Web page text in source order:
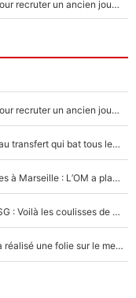
«C’est un très bon choix» : L'OM fait une offre pour recruter un ancien joueur du PSG... et c'est validé dans l'After Foot !
«C’est un très bon choix» : L'OM fait une offre pour recruter un ancien joueur du PSG... et c'est validé dans l'After Foot !
140M€ pour Yan Diomandé : Le PSG a dit non au transfert qui bat tous les records sur le mercato
La crise financière continue de faire des ravages à Marseille : L’OM a placé 12 joueurs sur le marché des transferts… et ça pourrait lui rapporter près de 100M€ !
Maghnes Akliouche raconte sa signature au PSG : Voilà les coulisses de son transfert de rêve à 50M€
250M€ pour signer une star : Le PSG avait déjà réalisé une folie sur le mercato bien avant Neymar !